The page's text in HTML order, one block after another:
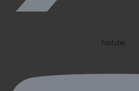
Youtube